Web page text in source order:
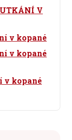
V
v kopané
v kopané
v kopané